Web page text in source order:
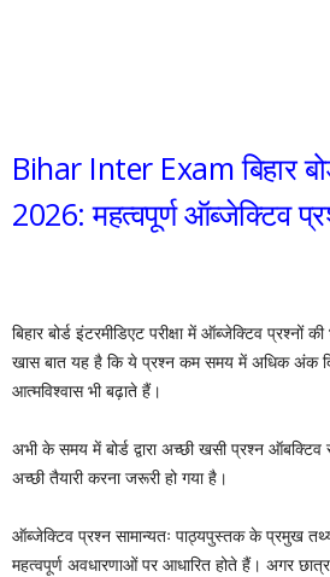
Bihar Inter Exam बिहार
2026: महत्वपूर्ण ऑब्जेक्टिव
बिहार बोर्ड इंटरमीडिएट परीक्षा में ऑब्जेक्टिव प्रश्नों
खास बात यह है कि ये प्रश्न कम समय में अधिक अंक
आत्मविश्वास भी बढ़ाते हैं।
अभी के समय में बोर्ड द्वारा अच्छी खसी प्रश्न
अच्छी तैयारी करना जरूरी हो गया है।
ऑब्जेक्टिव प्रश्न सामान्यतः पाठ्यपुस्तक के प्रमुख
महत्वपूर्ण अवधारणाओं पर आधारित होते हैं। अगर